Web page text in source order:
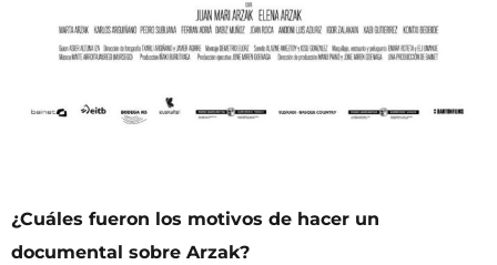
¿Cuáles fueron los motivos de hacer un
documental sobre Arzak?